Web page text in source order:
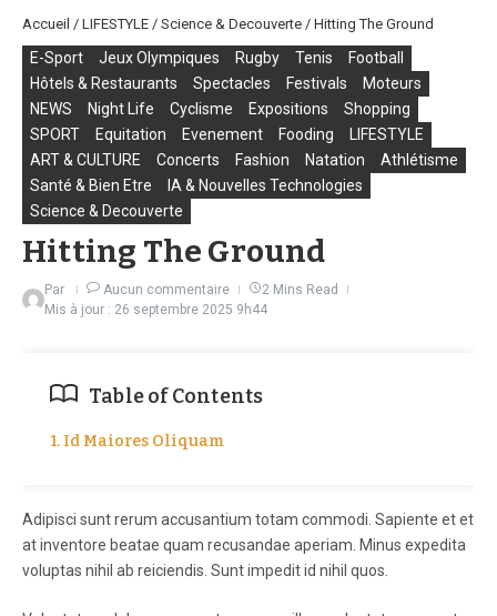
Accueil / LIFESTYLE / Science & Decouverte / Hitting The Ground
E-Sport Jeux Olympiques Rugby Tenis
Football
Hôtels & Restaurants
Spectacles Festivals
Moteurs
NEWS
Night Life Cyclisme Expositions
Shopping
SPORT
Equitation Evenement Fooding
LIFESTYLE
ART & CULTURE
Concerts Fashion Natation
Athlétisme
Santé & Bien Etre
IA & Nouvelles Technologies
Science & Decouverte
Hitting The Ground
Par Aucun commentaire
2 Mins Read
Mis à jour : 26 septembre 2025 9h44
Table of Contents
1. Id Maiores Oliquam
Adipisci sunt rerum accusantium totam commodi. Sapiente et et
at inventore beatae quam recusandae aperiam. Minus expedita
voluptas nihil ab reiciendis. Sunt impedit id nihil quos.